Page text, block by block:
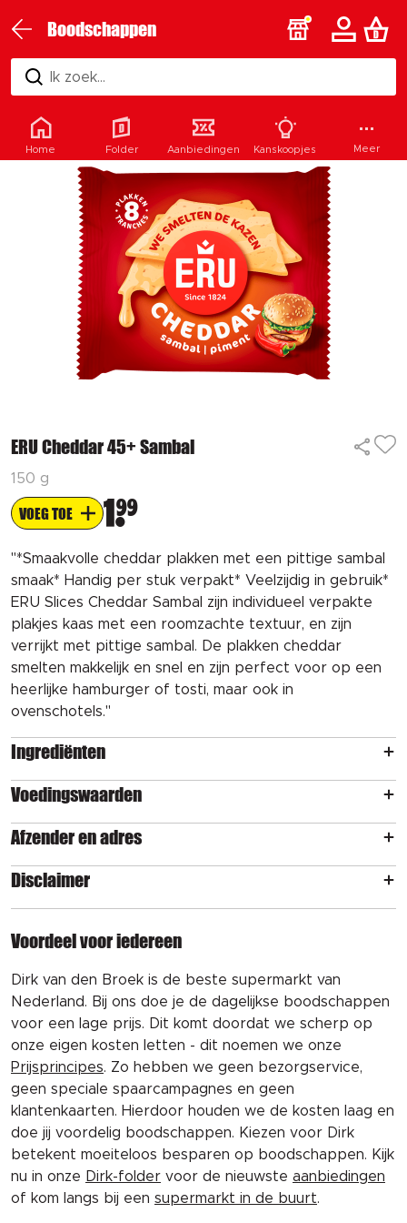
Boodschappen
Ik zoek...
ERU Cheddar 45+ Sambal
150 g
VOEG TOE 1 99
"*Smaakvolle cheddar plakken met een pittige sambal
smaak* Handig per stuk verpakt* Veelzijdig in gebruik*
ERU Slices Cheddar Sambal zijn individueel verpakte
plakjes kaas met een roomzachte textuur, en zijn
verrijkt met pittige sambal. De plakken cheddar
smelten makkelijk en snel en zijn perfect voor op een
heerlijke hamburger of tosti, maar ook in
ovenschotels."
Ingrediënten
Voedingswaarden
Afzender en adres
Disclaimer
Voordeel voor iedereen
Dirk van den Broek is de beste supermarkt van
Nederland. Bij ons doe je de dagelijkse boodschappen
voor een lage prijs. Dit komt doordat we scherp op
onze eigen kosten letten - dit noemen we onze
Prijsprincipes. Zo hebben we geen bezorgservice,
geen speciale spaarcampagnes en geen
klantenkaarten. Hierdoor houden we de kosten laag en
doe jij voordelig boodschappen. Kiezen voor Dirk
betekent moeiteloos besparen op boodschappen. Kijk
nu in onze Dirk-folder voor de nieuwste aanbiedingen
of kom langs bij een supermarkt in de buurt.
Home Folder Aanbiedingen Kanskoopjes Meer